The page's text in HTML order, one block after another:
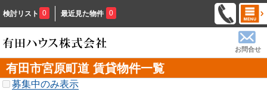
検討リスト 0 最近見た物件 0
お問合せ
有田市宮原町道 賃貸物件一覧
募集中のみ表示